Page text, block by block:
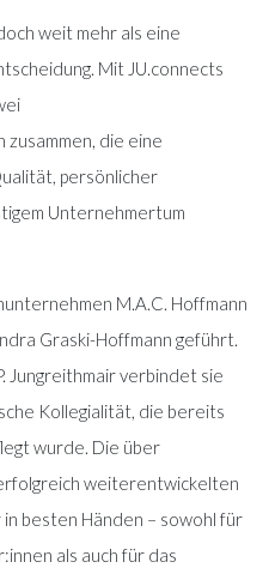
weit mehr als eine
Mit JU.connects
die eine
persönlicher
Unternehmertum
M.A.C. Hoffmann
Graski-Hoffmann geführt.
Jungreithmair verbindet sie
Kollegialität, die bereits
wurde. Die über
weiterentwickelten
besten Händen – sowohl für
als auch für das